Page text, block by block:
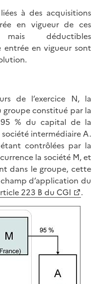
à des acquisitions
en vigueur de ces
déductibles
en vigueur sont
de l’exercice N, la
groupe constitué par la
% du capital de la
société intermédiaire A.
contrôlées par la
la société M, et
dans le groupe, cette
d’application du
223 B du CGI .